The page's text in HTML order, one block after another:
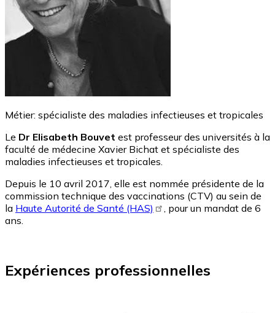
Métier: spécialiste des maladies infectieuses et tropicales
Le Dr Elisabeth Bouvet est professeur des universités à la
faculté de médecine Xavier Bichat et spécialiste des
maladies infectieuses et tropicales.
Depuis le 10 avril 2017, elle est nommée présidente de la
commission technique des vaccinations (CTV) au sein de
la Haute Autorité de Santé (HAS)
, pour un mandat de 6
ans.
Expériences professionnelles